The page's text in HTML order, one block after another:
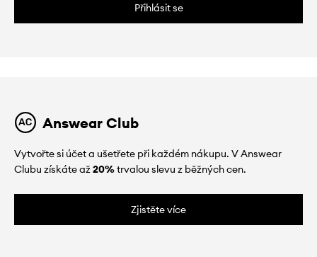
Přihlásit se
Answear Club
Vytvořte si účet a ušetřete při každém nákupu. V Answear
Clubu získáte až20%trvalou slevu z běžných cen.
Zjistěte více